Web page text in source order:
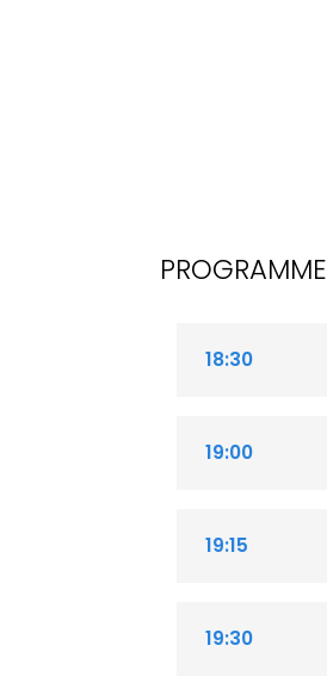
PROGRAMME
18:30
19:00
19:15
19:30